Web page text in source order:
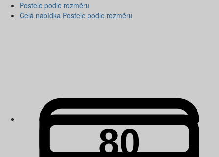
Postele podle rozměru
Celá nabídka Postele podle rozměru